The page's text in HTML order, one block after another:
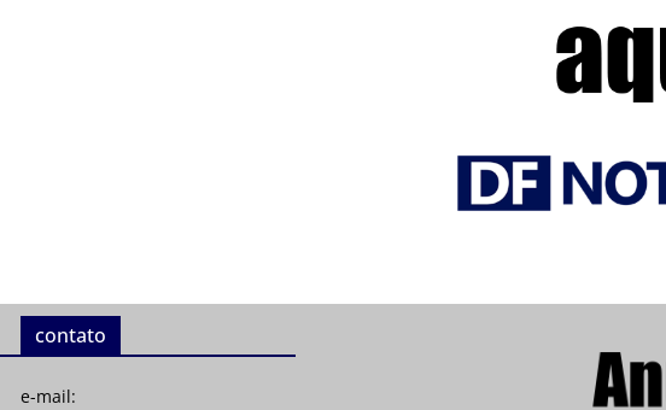
contato
e-mail: